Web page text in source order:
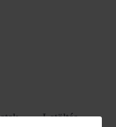
Letöltés